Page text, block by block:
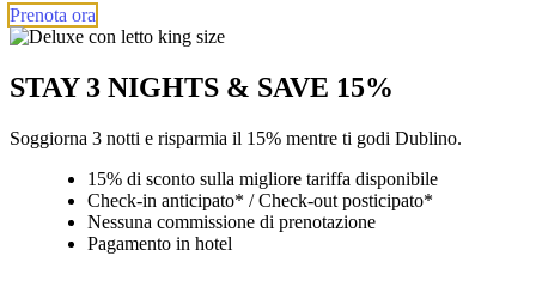
Prenota ora
STAY 3 NIGHTS & SAVE 15%
Soggiorna 3 notti e risparmia il 15% mentre ti godi Dublino.
15% di sconto sulla migliore tariffa disponibile
Check-in anticipato* / Check-out posticipato*
Nessuna commissione di prenotazione
Pagamento in hotel